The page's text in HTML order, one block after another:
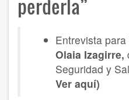
perderla”
Entrevista
Olaia Izagirre,
Seguridad y
Ver aquí)